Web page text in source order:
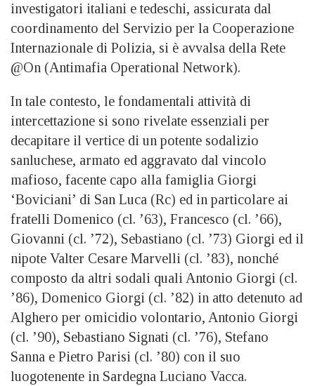
investigatori italiani e tedeschi, assicurata dal
coordinamento del Servizio per la Cooperazione
Internazionale di Polizia, si è avvalsa della Rete
@On (Antimafia Operational Network).
In tale contesto, le fondamentali attività di
intercettazione si sono rivelate essenziali per
decapitare il vertice di un potente sodalizio
sanluchese, armato ed aggravato dal vincolo
mafioso, facente capo alla famiglia Giorgi
‘Boviciani’ di San Luca (Rc) ed in particolare ai
fratelli Domenico (cl. ’63), Francesco (cl. ’66),
Giovanni (cl. ’72), Sebastiano (cl. ’73) Giorgi ed il
nipote Valter Cesare Marvelli (cl. ’83), nonché
composto da altri sodali quali Antonio Giorgi (cl.
’86), Domenico Giorgi (cl. ’82) in atto detenuto ad
Alghero per omicidio volontario, Antonio Giorgi
(cl. ’90), Sebastiano Signati (cl. ’76), Stefano
Sanna e Pietro Parisi (cl. ’80) con il suo
luogotenente in Sardegna Luciano Vacca.